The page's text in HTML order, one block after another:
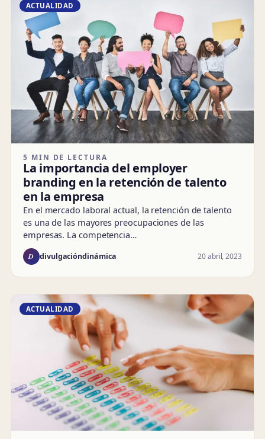
ACTUALIDAD
5 MIN DE LECTURA
La importancia del employer
branding en la retención de talento
en la empresa
En el mercado laboral actual, la retención de talento
es una de las mayores preocupaciones de las
empresas. La competencia…
D divulgacióndinámica 20 abril, 2023
ACTUALIDAD